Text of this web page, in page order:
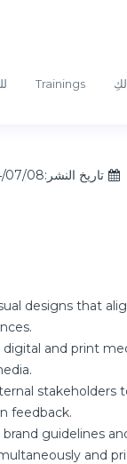
لكِ Trainings
تاريخ النشر:2024/07/08
designs that
digital and print
feedback.
guidelines
and